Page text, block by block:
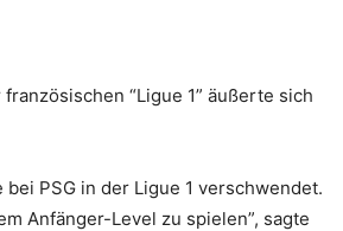
“Ligue 1” äußerte sich
bei PSG in der Ligue 1 verschwendet.
Anfänger-Level zu spielen”, sagte